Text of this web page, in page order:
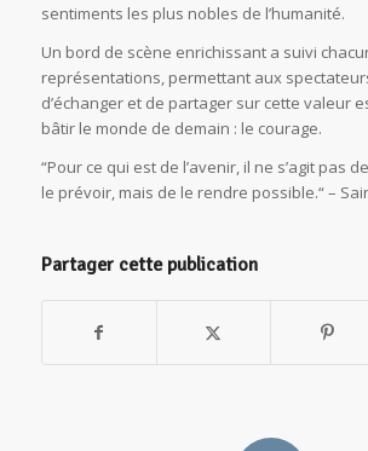
sentiments les plus nobles de l’humanité.
Un bord de scène enrichissant a suivi
représentations, permettant aux
d’échanger et de partager sur cette valeur
bâtir le monde de demain : le courage.
“Pour ce qui est de l’avenir, il ne s’agit pas de
le prévoir, mais de le rendre possible.“ –
Partager cette publication